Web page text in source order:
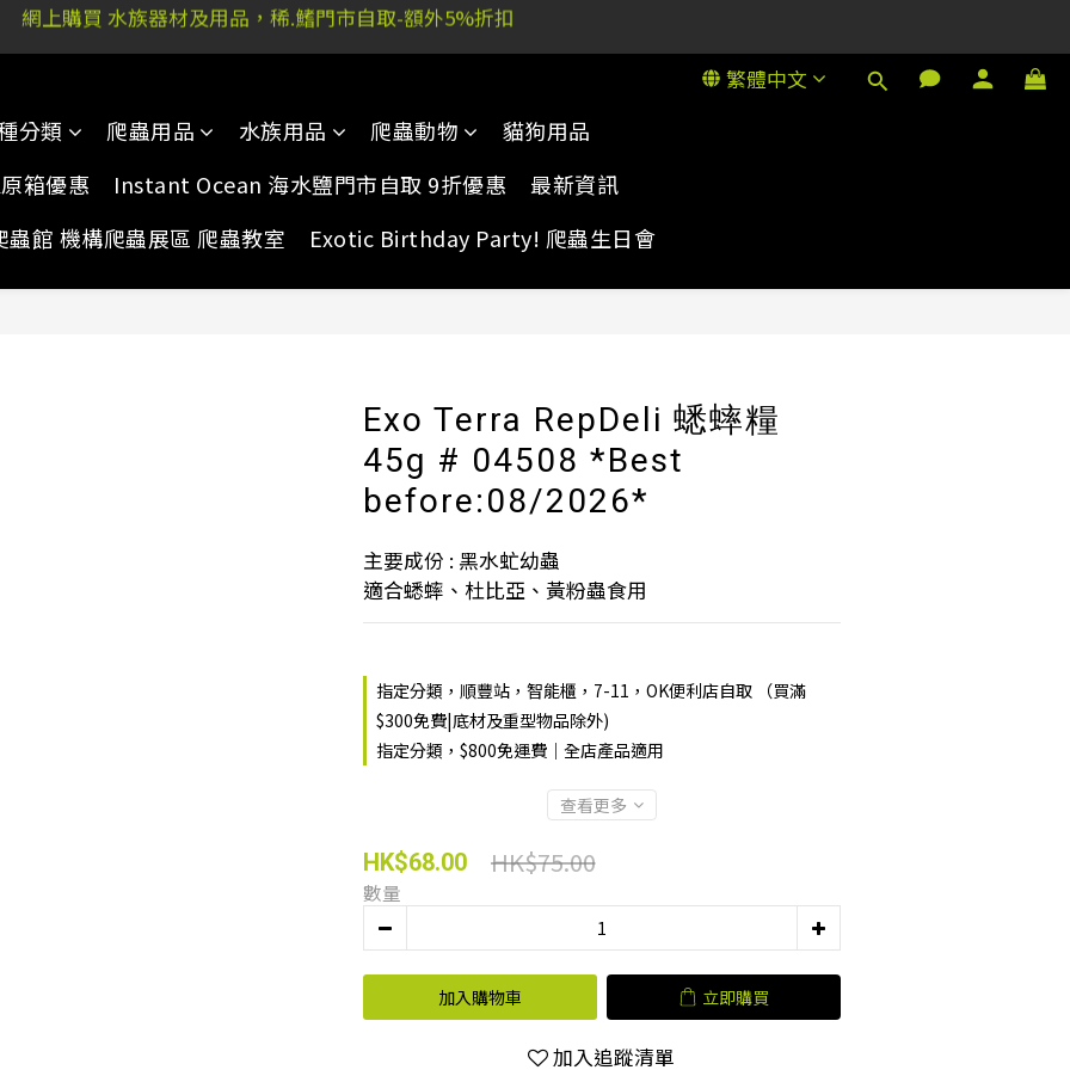
新街51P號富祐閣16號地下｜ 稀.鰭旺角店: 西洋菜南街101號金德行11樓
新街51P號富祐閣16號地下｜ 稀.鰭旺角店: 西洋菜南街101號金德行11樓
繁體中文
分類 爬蟲用品 水族用品 爬蟲動物
貓狗用品
箱優惠
Instant Ocean 海水鹽門市自取 9折優惠
最新資訊
蟲館 機構爬蟲展區 爬蟲教室
Exotic Birthday Party! 爬蟲生日會
Exo Terra RepDeli 蟋蟀糧
45g # 04508 *Best
before:08/2026*
主要成份 : 黑水虻幼蟲
適合蟋蟀、杜比亞、黃粉蟲食用
指定分類，順豐站，智能櫃，7-11，OK便利店自取 （買滿
$300免費|底材及重型物品除外)
指定分類，$800免運費｜全店產品適用
查看更多
HK$68.00 HK$75.00
數量
加入購物車 立即購買
加入追蹤清單